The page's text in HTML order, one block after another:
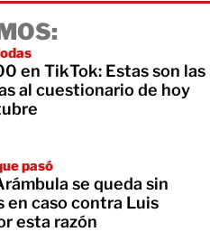
en TikTok: Estas son las
al cuestionario de hoy
pasó
se queda sin
en caso contra Luis
esta razón